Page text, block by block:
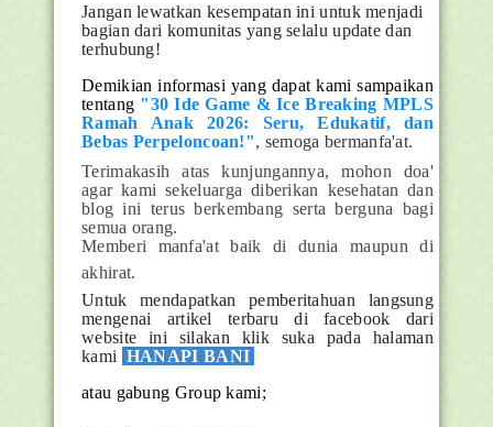
Jangan lewatkan kesempatan ini untuk menjadi
bagian dari komunitas yang selalu update dan
terhubung!
Demikian informasi yang dapat kami sampaikan
tentang "30 Ide Game & Ice Breaking MPLS
Ramah Anak 2026: Seru, Edukatif, dan
Bebas Perpeloncoan!", semoga bermanfa'at.
Terimakasih atas kunjungannya, mohon doa'
agar kami sekeluarga diberikan kesehatan dan
blog ini terus berkembang serta berguna bagi
semua orang.
Memberi manfa'at baik di dunia maupun di
akhirat.
Untuk mendapatkan pemberitahuan langsung
mengenai artikel terbaru di facebook dari
website ini silakan klik suka pada halaman
kami HANAPI BANI
atau gabung Group kami;